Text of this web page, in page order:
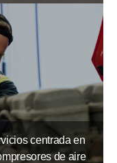
centrada en
de aire